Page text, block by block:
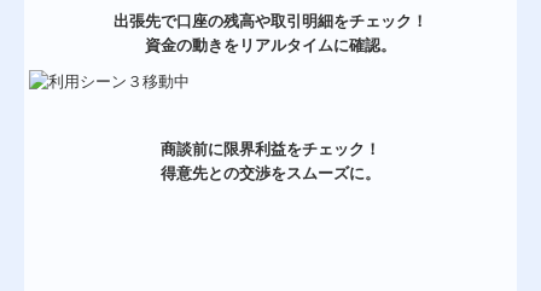
出張先で口座の残高や取引明細をチェック！
資金の動きをリアルタイムに確認。
商談前に限界利益をチェック！
得意先との交渉をスムーズに。